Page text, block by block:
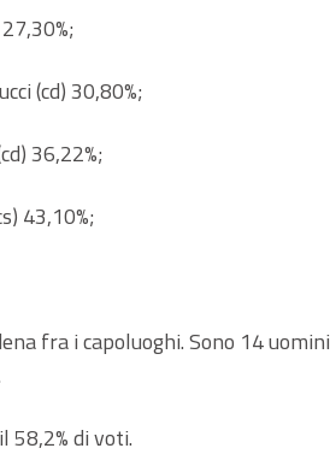
(cd) 30,80%;
36,22%;
43,10%;
fra i capoluoghi. Sono 14 uomini
58,2% di voti.